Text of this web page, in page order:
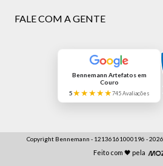
FALE COM A GENTE
Bennemann Artefatos em
Couro
5★★★★★745 Avaliações
Copyright Bennemann - 12136161000196 -
Feito com 🖤 pela